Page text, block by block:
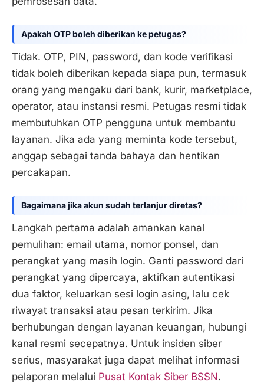
Apakah OTP boleh diberikan ke petugas?
Tidak. OTP, PIN, password, dan kode verifikasi
tidak boleh diberikan kepada siapa pun, termasuk
orang yang mengaku dari bank, kurir, marketplace,
operator, atau instansi resmi. Petugas resmi tidak
membutuhkan OTP pengguna untuk membantu
layanan. Jika ada yang meminta kode tersebut,
anggap sebagai tanda bahaya dan hentikan
percakapan.
Bagaimana jika akun sudah terlanjur diretas?
Langkah pertama adalah amankan kanal
pemulihan: email utama, nomor ponsel, dan
perangkat yang masih login. Ganti password dari
perangkat yang dipercaya, aktifkan autentikasi
dua faktor, keluarkan sesi login asing, lalu cek
riwayat transaksi atau pesan terkirim. Jika
berhubungan dengan layanan keuangan, hubungi
kanal resmi secepatnya. Untuk insiden siber
serius, masyarakat juga dapat melihat informasi
pelaporan melalui Pusat Kontak Siber BSSN.